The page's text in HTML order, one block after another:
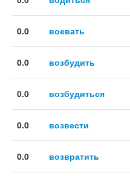
0.0 воевать
0.0 возбудить
0.0 возбудиться
0.0 возвести
0.0 возвратить